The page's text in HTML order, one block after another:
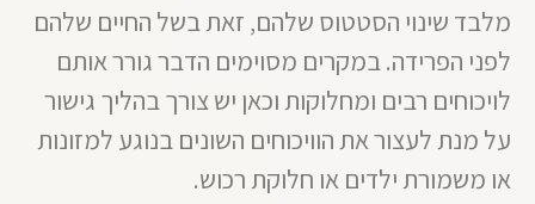
מלבד שינוי הסטטוס שלהם, זאת בשל החיים שלהם
לפני הפרידה. במקרים מסוימים הדבר גורר אותם
לויכוחים רבים ומחלוקות וכאן יש צורך בהליך גישור
על מנת לעצור את הוויכוחים השונים בנוגע למזונות
או משמורת ילדים או חלוקת רכוש.